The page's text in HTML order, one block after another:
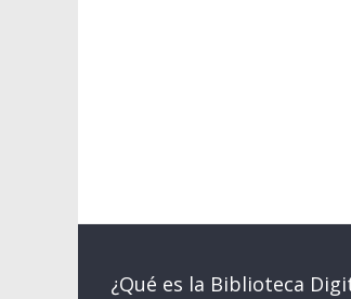
¿Qué es la Biblioteca